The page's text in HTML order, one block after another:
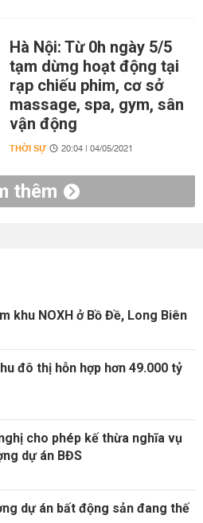
Hà Nội: Từ 0h ngày 5/5
tạm dừng hoạt động tại
rạp chiếu phim, cơ sở
massage, spa, gym, sân
vận động
THỜI SỰ 20:04 | 04/05/2021
thêm
khu NOXH ở Bồ Đề, Long Biên
đô thị hỗn hợp hơn 49.000 tỷ
cho phép kế thừa nghĩa vụ
dự án BĐS
dự án bất động sản đang thế